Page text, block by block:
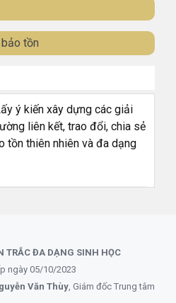
tồn
ý kiến xây dựng các giải
liên kết, trao đổi, chia sẻ
tồn thiên nhiên và đa dạng
TRẮC ĐA DẠNG SINH HỌC
ngày 05/10/2023
Văn Thùy, Giám đốc Trung tâm